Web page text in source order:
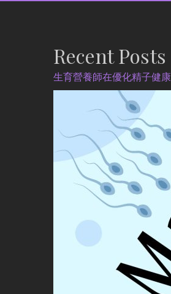
Recent Posts
生育營養師在優化精子健